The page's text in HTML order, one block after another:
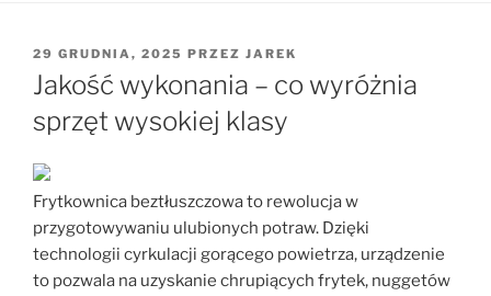
OPUBLIKOWANE
W
29 GRUDNIA, 2025 PRZEZ JAREK
Jakość wykonania – co wyróżnia
sprzęt wysokiej klasy
Frytkownica beztłuszczowa to rewolucja w
przygotowywaniu ulubionych potraw. Dzięki
technologii cyrkulacji gorącego powietrza, urządzenie
to pozwala na uzyskanie chrupiących frytek, nuggetów